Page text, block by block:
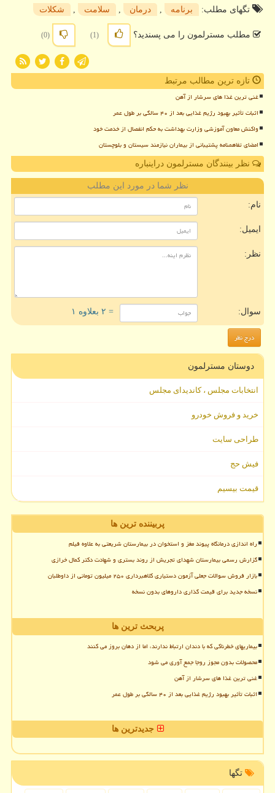
تگهای مطلب:
برنامه درمان سلامت شكلات
مطلب مسترلمون را می پسندید؟ (1)
(0)
تازه ترین مطالب مرتبط
غنی ترین غذا های سرشار از آهن
اثبات تأثیر بهبود رژیم غذایی بعد از ۴۰ سالگی بر طول عمر
واکنش معاون آموزشی وزارت بهداشت به حکم انفصال از خدمت خود
امضای تفاهمنامه پشتیبانی از بیماران نیازمند سیستان و بلوچستان
نظر بینندگان مسترلمون دراینباره
نظر شما در مورد این مطلب
نام:
ایمیل:
نظر:
سوال: = ۲ بعلاوه ۱
دوستان مسترلمون
انتخابات مجلس ، کاندیدای مجلس
خرید و فروش خودرو
طراحی سایت
فیش حج
قیمت بیسیم
پربیننده ترین ها
راه اندازی درمانگاه پیوند مغز و استخوان در بیمارستان شریعتی به علاوه فیلم
گزارش رسمی بیمارستان شهدای تجریش از روند بستری و شهادت دکتر کمال خرازی
بازار فروش سوالات جعلی آزمون دستیاری کلاهبرداری ۲۵۰ میلیون تومانی از داوطلبان
نسخه جدید برای قیمت گذاری داروهای بدون نسخه
پربحث ترین ها
بیماریهای خطرناکی که با دندان ارتباط ندارند، اما از دهان بروز می کنند
محصولات بدون مجوز روجا جمع آوری می شود
غنی ترین غذا های سرشار از آهن
اثبات تأثیر بهبود رژیم غذایی بعد از ۴۰ سالگی بر طول عمر
جدیدترین ها
تگها